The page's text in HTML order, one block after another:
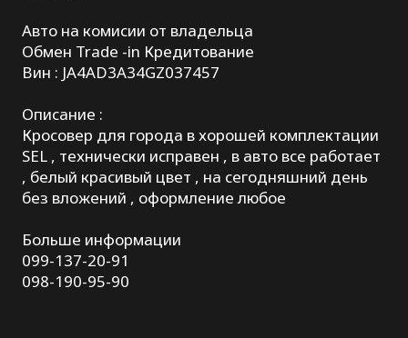
Авто на комисии от владельца
Обмен Trade -in Кредитование
Вин : JA4AD3A34GZ037457
Описание :
Кросовер для города в хорошей комплектации
SEL , технически исправен , в авто все работает
, белый красивый цвет , на сегодняшний день
без вложений , оформление любое
Больше информации
099-137-20-91
098-190-95-90